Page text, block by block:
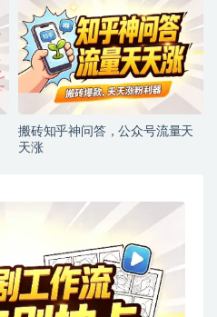
搬砖知乎神问答，公众号流量天
天涨